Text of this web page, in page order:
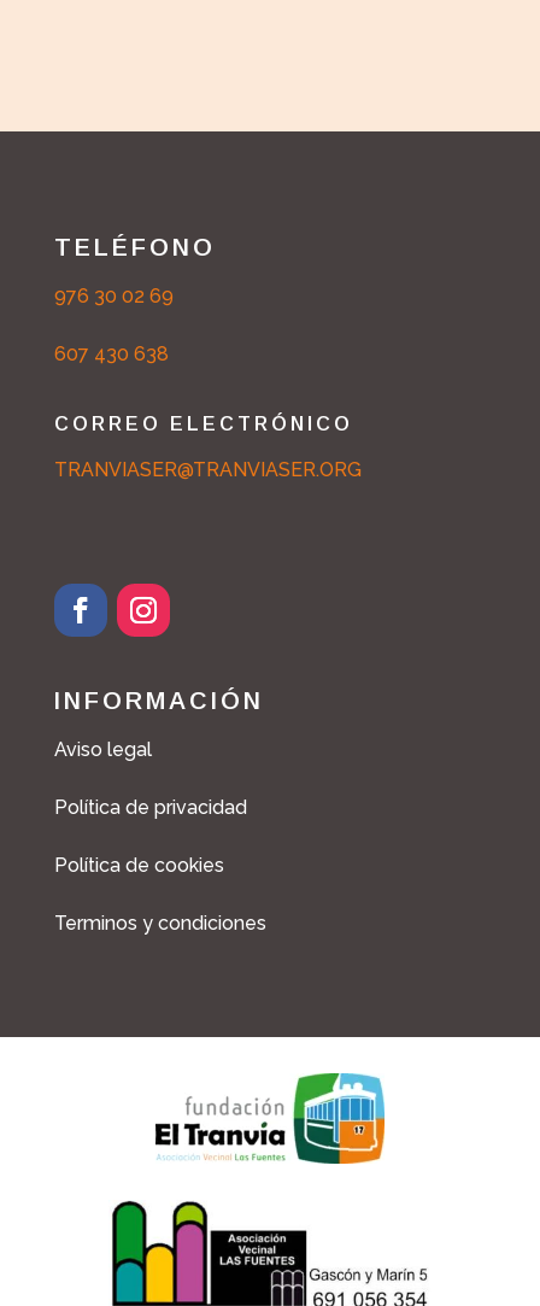
TELÉFONO
976 30 02 69
607 430 638
CORREO ELECTRÓNICO
TRANVIASER@TRANVIASER.ORG
INFORMACIÓN
Aviso legal
Política de privacidad
Política de cookies
Terminos y condiciones